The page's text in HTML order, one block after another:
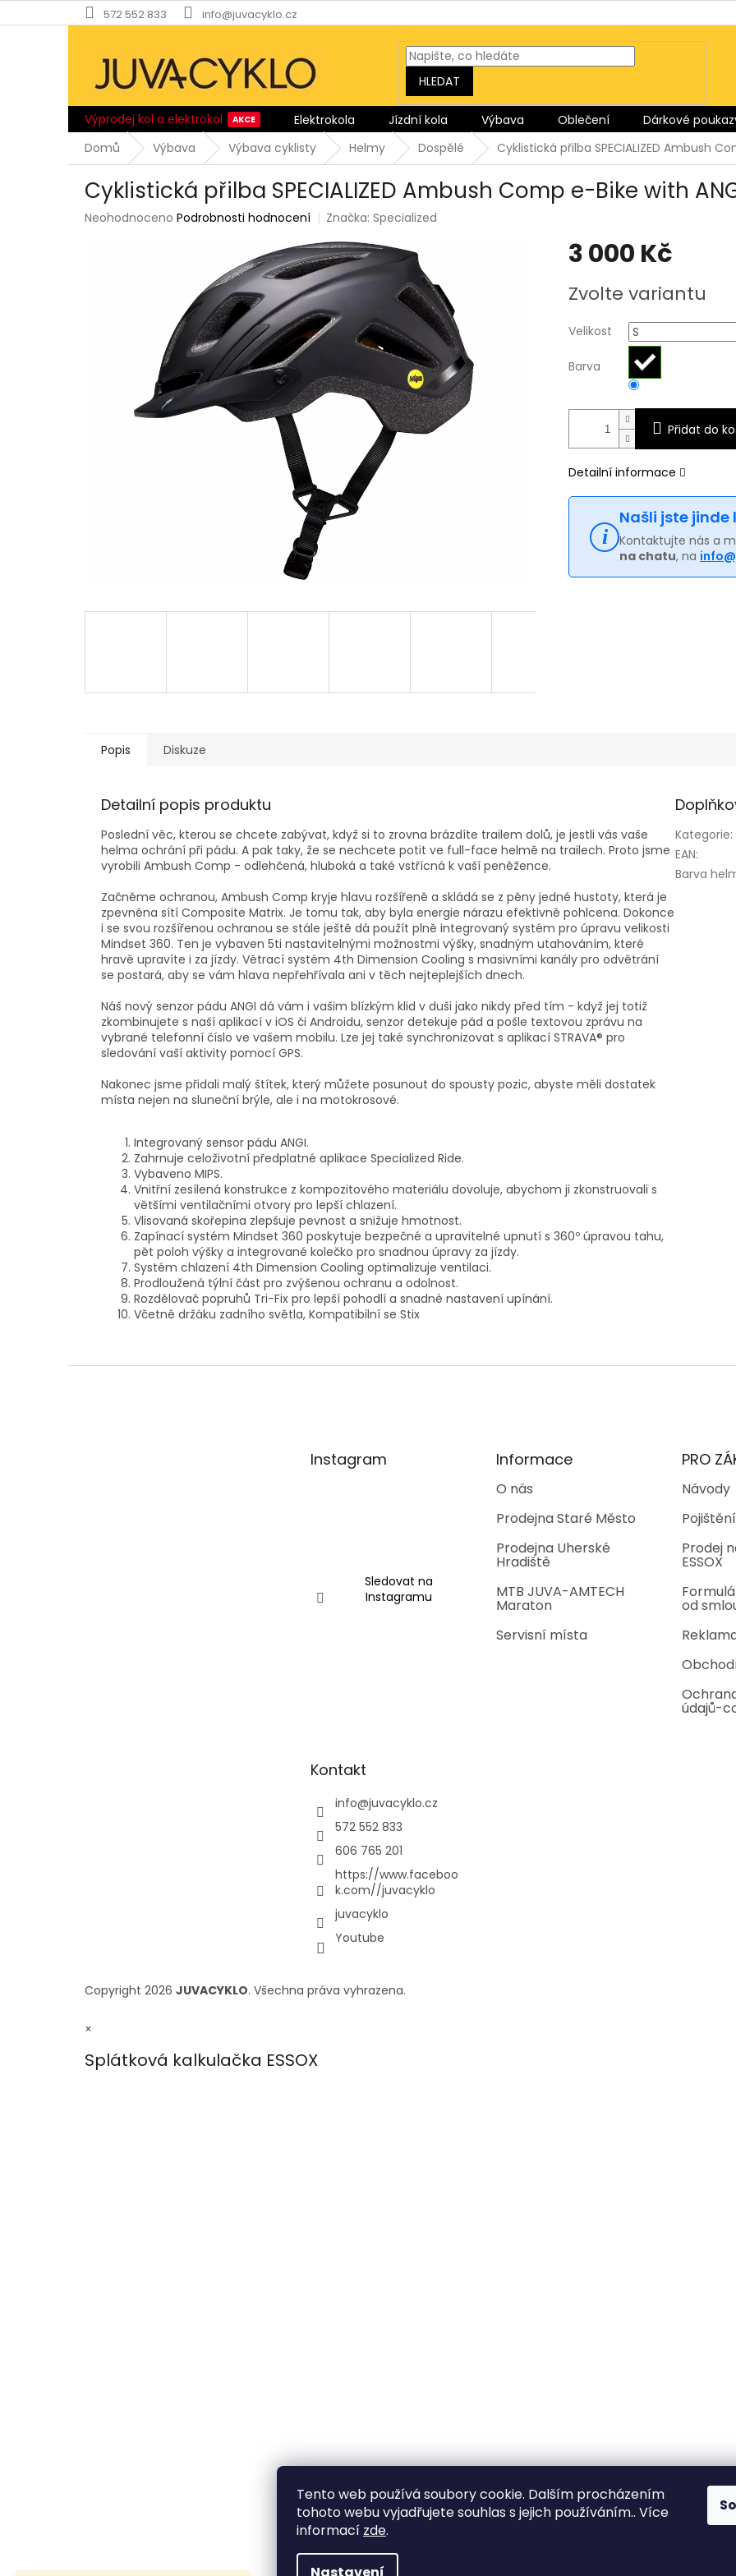
Tento web používá soubory cookie. Dalším procházením
tohoto webu vyjadřujete souhlas s jejich používáním.. Více
informací zde.
na
572 552 833 info@juvacyklo.cz
HLEDAT
Výprodej kol a elektrokol Elektrokola Jízdní kola Výbava Oblečení Dárkové
Domů
Výbava Výbava cyklisty Helmy Dospělé Cyklistická přilba SPECIALIZED Ambush
Cyklistická přilba SPECIALIZED Ambush Comp e-Bike with
Průměrné
Neohodnoceno Podrobnosti hodnocení Značka:Specialized
3 000 Kč
cena:
Zvolte variantu
Velikost
Barva
Přidat do
Detailní informace
Našli jste jinde
Kontaktujte nás a
na chatu, na
Popis Diskuze
Detailní popis produktu
Poslední věc, kterou se chcete zabývat, když si to zrovna brázdíte trailem dolů, je jestli vás vaše
helma ochrání při pádu. A pak taky, že se nechcete potit ve full-face helmě na trailech. Proto jsme
vyrobili Ambush Comp - odlehčená, hluboká a také vstřícná k vaší peněžence.
Začněme ochranou, Ambush Comp kryje hlavu rozšířeně a skládá se z pěny jedné hustoty, která je
zpevněna sítí Composite Matrix. Je tomu tak, aby byla energie nárazu efektivně pohlcena. Dokonce
i se svou rozšířenou ochranou se stále ještě dá použít plně integrovaný systém pro úpravu velikosti
Mindset 360. Ten je vybaven 5ti nastavitelnými možnostmi výšky, snadným utahováním, které
hravě upravíte i za jízdy. Větrací systém 4th Dimension Cooling s masivními kanály pro odvětrání
se postará, aby se vám hlava nepřehřívala ani v těch nejteplejších dnech.
Náš nový senzor pádu ANGI dá vám i vašim blízkým klid v duši jako nikdy před tím - když jej totiž
zkombinujete s naší aplikací v iOS či Androidu, senzor detekuje pád a pošle textovou zprávu na
vybrané telefonní číslo ve vašem mobilu. Lze jej také synchronizovat s aplikací STRAVA® pro
sledování vaší aktivity pomocí GPS.
Nakonec jsme přidali malý štítek, který můžete posunout do spousty pozic, abyste měli dostatek
místa nejen na sluneční brýle, ale i na motokrosové.
Integrovaný sensor pádu ANGI.
Zahrnuje celoživotní předplatné aplikace Specialized Ride.
Vybaveno MIPS.
Vnitřní zesílená konstrukce z kompozitového materiálu dovoluje, abychom ji zkonstruovali s
většími ventilačními otvory pro lepší chlazení.
Vlisovaná skořepina zlepšuje pevnost a snižuje hmotnost.
Zapínací systém Mindset 360 poskytuje bezpečné a upravitelné upnutí s 360º úpravou tahu,
pět poloh výšky a integrované kolečko pro snadnou úpravy za jízdy.
Systém chlazení 4th Dimension Cooling optimalizuje ventilaci.
Prodloužená týlní část pro zvýšenou ochranu a odolnost.
Rozdělovač popruhů Tri-Fix pro lepší pohodlí a snadné nastavení upínání.
Včetně držáku zadního světla, Kompatibilní se Stix
Kategorie:
EAN:
Barva
Instagram
Sledovat na
Instagramu
Informace
O nás
Prodejna Staré Město
Prodejna Uherské
Hradiště
MTB JUVA-AMTECH
Maraton
Servisní místa
PRO
Návody
Prodej
ESSOX
od
údajů-
Kontakt
info@juvacyklo.cz
572 552 833
606 765 201
https://www.faceboo
k.com//juvacyklo
juvacyklo
Youtube
Copyright 2026 JUVACYKLO. Všechna práva vyhrazena.
×
Splátková kalkulačka ESSOX